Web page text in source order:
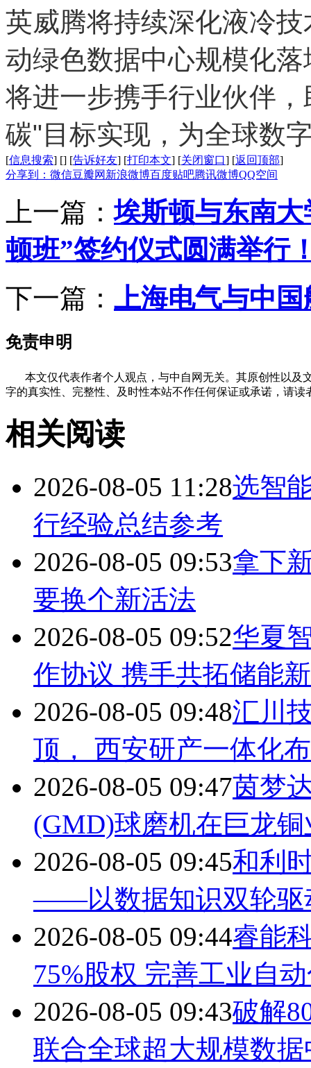
英威腾将持续深化液冷
动绿色数据中心规模化
将进一步携手行业伙伴
碳"目标实现，为全球数
[信息搜索] [] [告诉好友] [打印本文] [关闭窗口] [返回顶部]
分享到： 微信豆瓣网 新浪微博百度贴吧腾讯微博QQ空间
上一篇：埃斯顿与东南
顿班”签约仪式圆满举行
下一篇： 上海电气与中
免责申明
本文仅代表作者个人观点，与中自网无关。其原创性以及
字的真实性、完整性、及时性本站不作任何保证或承诺，请
相关阅读
2026-08-05 11:28选智
行经验总结参考
2026-08-05 09:53拿下
要换个新活法
2026-08-05 09:52华夏
作协议 携手共拓储能
2026-08-05 09:48汇川
顶， 西安研产一体化
2026-08-05 09:47茵梦
(GMD)球磨机在巨龙铜
2026-08-05 09:45和利
——以数据知识双轮驱
2026-08-05 09:44睿能
75%股权 完善工业自
2026-08-05 09:43破解
联合全球超大规模数据